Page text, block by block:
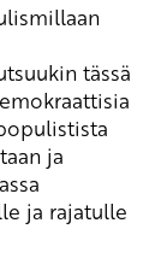
tässä
ja
ja rajatulle